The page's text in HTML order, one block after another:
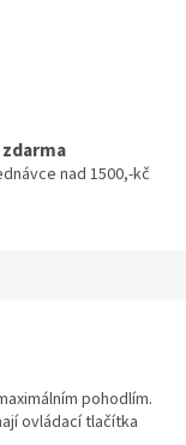
nad 1500,-kč
pohodlím.
ovládací tlačítka